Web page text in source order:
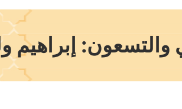
والتسعون: إبراهيم